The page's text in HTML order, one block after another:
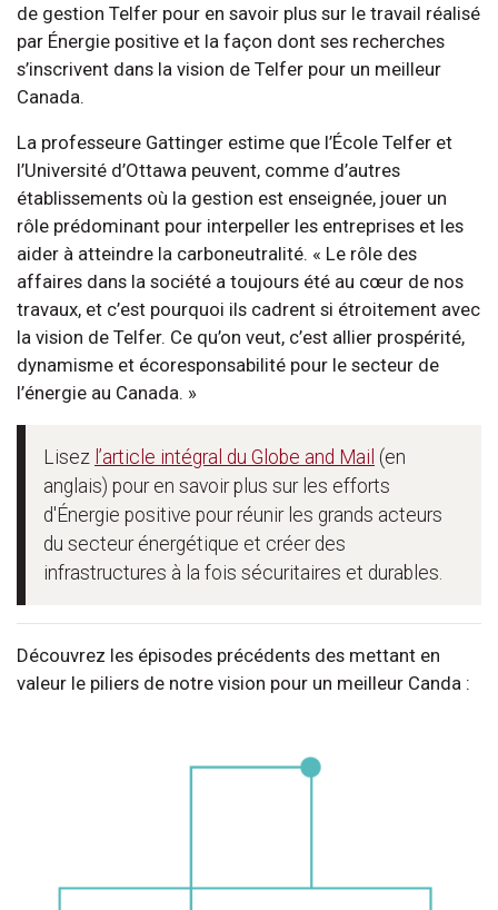
de gestion Telfer pour en savoir plus sur le travail réalisé
par Énergie positive et la façon dont ses recherches
s’inscrivent dans la vision de Telfer pour un meilleur
Canada.
La professeure Gattinger estime que l’École Telfer et
l’Université d’Ottawa peuvent, comme d’autres
établissements où la gestion est enseignée, jouer un
rôle prédominant pour interpeller les entreprises et les
aider à atteindre la carboneutralité. « Le rôle des
affaires dans la société a toujours été au cœur de nos
travaux, et c’est pourquoi ils cadrent si étroitement avec
la vision de Telfer. Ce qu’on veut, c’est allier prospérité,
dynamisme et écoresponsabilité pour le secteur de
l’énergie au Canada. »
Lisez l’article intégral du Globe and Mail (en
anglais) pour en savoir plus sur les efforts
d'Énergie positive pour réunir les grands acteurs
du secteur énergétique et créer des
infrastructures à la fois sécuritaires et durables.
Découvrez les épisodes précédents des mettant en
valeur le piliers de notre vision pour un meilleur Canda :